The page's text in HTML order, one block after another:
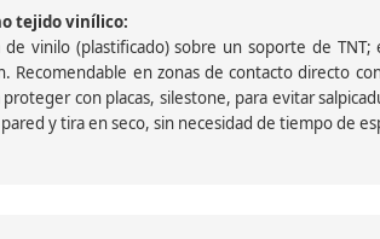
tejido vinílico:
de vinilo (plastificado) sobre un soporte de
Recomendable en zonas de contacto directo
con placas, silestone, para evitar
y tira en seco, sin necesidad de tiempo de